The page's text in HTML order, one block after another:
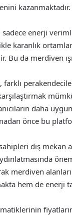
kazanmaktadır.
enerji
karanlık
Bu da merdiven
farklı
daha
önce bu
dış mekan
merdiven
hem de enerji